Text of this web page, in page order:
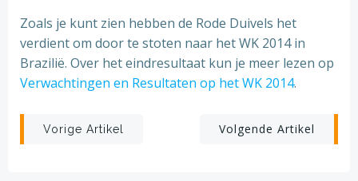
Zoals je kunt zien hebben de Rode Duivels het
verdient om door te stoten naar het WK 2014 in
Brazilië. Over het eindresultaat kun je meer lezen op
Verwachtingen en Resultaten op het WK 2014.
Berichtnavigatie
Vorige Artikel Volgende Artikel